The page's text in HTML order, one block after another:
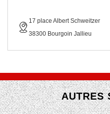
17 place Albert Schweitzer
38300 Bourgoin Jallieu
AUTRES